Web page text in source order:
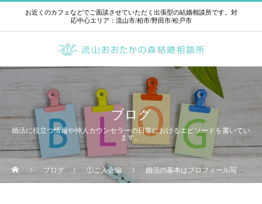
お近くのカフェなどでご面談させていただく出張型の結婚相談所です。対
応中心エリア：流山市/柏市/野田市/松戸市
ブログ
婚活に役立つ情報や仲人カウンセラーの日常におけるエピソードを書いてい
ます。
ブログ ①ご入会編 婚活の基本はプロフィール写真にあり【29歳女性撮影に密着同行】